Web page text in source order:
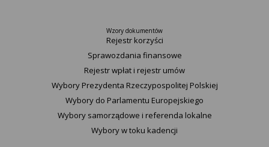
Wzory dokumentów
Rejestr korzyści
Sprawozdania finansowe
Rejestr wpłat i rejestr umów
Wybory Prezydenta Rzeczypospolitej Polskiej
Wybory do Parlamentu Europejskiego
Wybory samorządowe i referenda lokalne
Wybory w toku kadencji